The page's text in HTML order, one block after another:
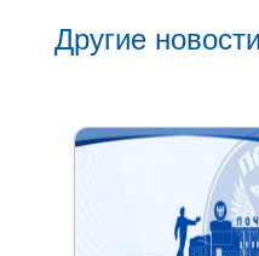
Другие новости